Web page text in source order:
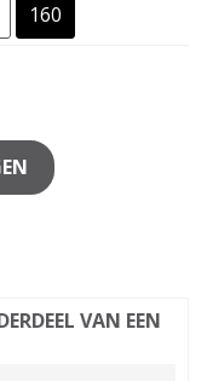
160
VAN EEN